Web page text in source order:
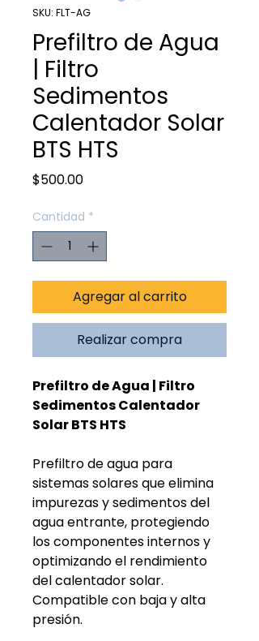
SKU: FLT-AG
Prefiltro de Agua
| Filtro
Sedimentos
Calentador Solar
BTS HTS
$500.00Precio
Cantidad *
Agregar al carrito
Realizar compra
Prefiltro de Agua | Filtro
Sedimentos Calentador
Solar BTS HTS
Prefiltro de agua para
sistemas solares que elimina
impurezas y sedimentos del
agua entrante, protegiendo
los componentes internos y
optimizando el rendimiento
del calentador solar.
Compatible con baja y alta
presión.